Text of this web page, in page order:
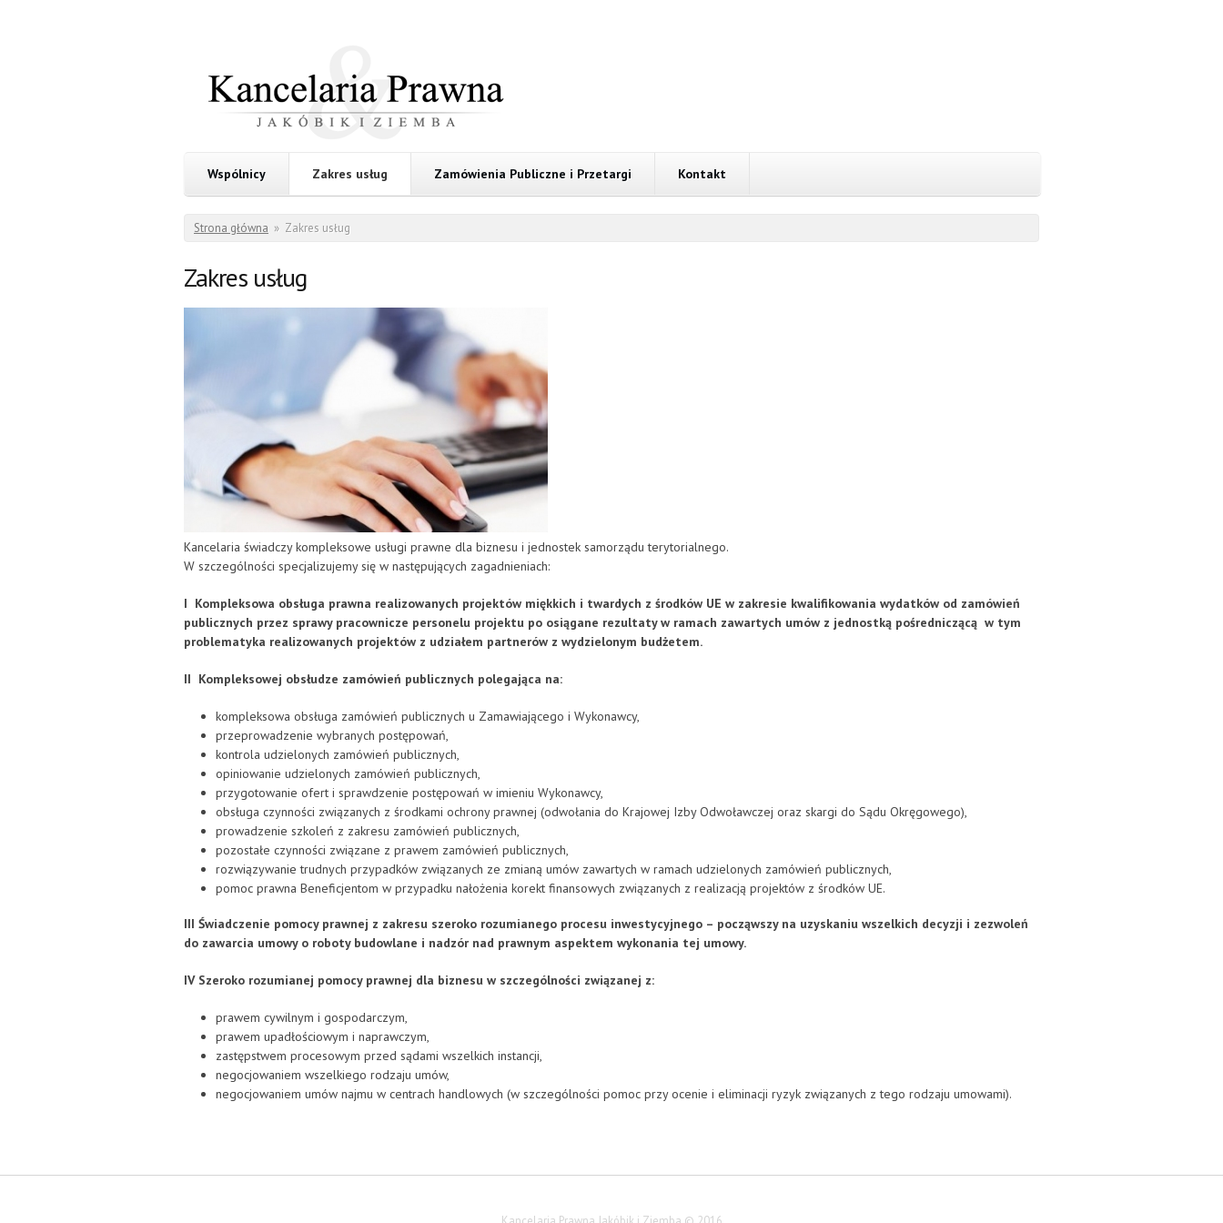
Kancelaria
Prawna
Ziemba
Wspólnicy Zakres usług Zamówienia Publiczne i Przetargi Kontakt
Jesteś tutaj
Strona główna » Zakres usług
Zakres usług
Kancelaria świadczy kompleksowe usługi prawne dla biznesu i jednostek samorządu terytorialnego.
W szczególności specjalizujemy się w następujących zagadnieniach:
I Kompleksowa obsługa prawna realizowanych projektów miękkich i twardych z środków UE w zakresie kwalifikowania wydatków od zamówień
publicznych przez sprawy pracownicze personelu projektu po osiągane rezultaty w ramach zawartych umów z jednostką pośredniczącą w tym
problematyka realizowanych projektów z udziałem partnerów z wydzielonym budżetem.
II Kompleksowej obsłudze zamówień publicznych polegająca na:
kompleksowa obsługa zamówień publicznych u Zamawiającego i Wykonawcy,
przeprowadzenie wybranych postępowań,
kontrola udzielonych zamówień publicznych,
opiniowanie udzielonych zamówień publicznych,
przygotowanie ofert i sprawdzenie postępowań w imieniu Wykonawcy,
obsługa czynności związanych z środkami ochrony prawnej (odwołania do Krajowej Izby Odwoławczej oraz skargi do Sądu Okręgowego),
prowadzenie szkoleń z zakresu zamówień publicznych,
pozostałe czynności związane z prawem zamówień publicznych,
rozwiązywanie trudnych przypadków związanych ze zmianą umów zawartych w ramach udzielonych zamówień publicznych,
pomoc prawna Beneficjentom w przypadku nałożenia korekt finansowych związanych z realizacją projektów z środków UE.
III Świadczenie pomocy prawnej z zakresu szeroko rozumianego procesu inwestycyjnego – począwszy na uzyskaniu wszelkich decyzji i zezwoleń
do zawarcia umowy o roboty budowlane i nadzór nad prawnym aspektem wykonania tej umowy.
IV Szeroko rozumianej pomocy prawnej dla biznesu w szczególności związanej z:
prawem cywilnym i gospodarczym,
prawem upadłościowym i naprawczym,
zastępstwem procesowym przed sądami wszelkich instancji,
negocjowaniem wszelkiego rodzaju umów,
negocjowaniem umów najmu w centrach handlowych (w szczególności pomoc przy ocenie i eliminacji ryzyk związanych z tego rodzaju umowami).